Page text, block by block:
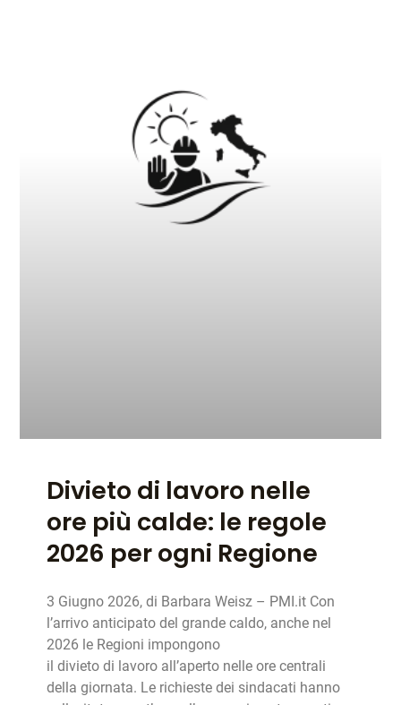
Divieto di lavoro nelle
ore più calde: le regole
2026 per ogni Regione
3 Giugno 2026, di Barbara Weisz – PMI.it Con
l’arrivo anticipato del grande caldo, anche nel
2026 le Regioni impongono
il divieto di lavoro all’aperto nelle ore centrali
della giornata. Le richieste dei sindacati hanno